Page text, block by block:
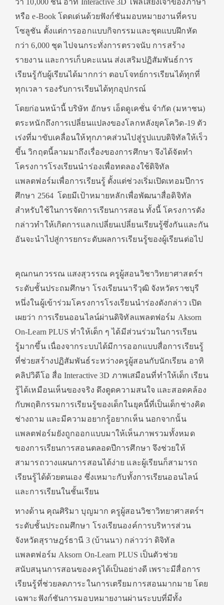
ว่า 10,000 ชิ้น อาทิ Interactive 3D ไฟล์เสียงเจ้าของภาษา
หรือ e-Book โดดเด่นด้วยฟังก์ชันมอบหมายงานที่ครบ
โซลูชัน ตั้งแต่การออกแบบกิจกรรมและชุดแบบฝึกหัด
กว่า 6,000 ชุด ไปจนกระทั่งการตรวจนับ การสร้าง
รายงาน และการเก็บคะแนน ส่งเสริมปฏิสัมพันธ์การ
เรียนรู้กับผู้เรียนได้มากกว่า ตอบโจทย์การเรียนได้ทุกที่
ทุกเวลา รองรับการเรียนได้ทุกอุปกรณ์
โดยก่อนหน้านี้ บริษัท อักษร เอ็ดดูเคชั่น จำกัด (มหาชน)
ตระหนักถึงการเปลี่ยนแปลงของโลกหลังยุคโควิด-19 ตัว
เร่งที่มาขับเคลื่อนให้ทุกภาคส่วนไปสู่รูปแบบดิจิทัลให้เร็ว
ขึ้น วิกฤตนี้ลามมาถึงเรื่องของการศึกษา จึงได้จัดทำ
โครงการโรงเรียนนำร่องเพื่อทดลองใช้ดิจิทัล
แพลตฟอร์มเพื่อการเรียนรู้ ตั้งแต่ช่วงเริ่มเปิดเทอมปีการ
ศึกษา 2564 โดยมีเป้าหมายหลักเพื่อพัฒนาสื่อดิจิทัล
สำหรับใช้ในการจัดการเรียนการสอน ทั้งนี้ โครงการดัง
กล่าวทำให้เกิดการแลกเปลี่ยนเปลี่ยนเรียนรู้ซึ่งกันและกัน
อันจะนำไปสู่การยกระดับผลการเรียนรู้ของผู้เรียนต่อไป
คุณกนกวรรณ แสงสุวรรณ ครูผู้สอนวิชาวิทยาศาสตร์ฯ
ระดับชั้นประถมศึกษา โรงเรียนนารีวุฒิ จังหวัดราชบุรี
หนึ่งในผู้เข้าร่วมโครงการโรงเรียนนำร่องดังกล่าว เปิด
เผยว่า การเรียนออนไลน์ผ่านดิจิทัลแพลตฟอร์ม Aksorn
On-Learn PLUS ทำให้เด็ก ๆ ได้มีส่วนร่วมในการเรียน
รู้มากขึ้น เนื่องจากระบบได้มีการออกแบบสื่อการเรียนรู้
ที่ช่วยสร้างปฏิสัมพันธ์ระหว่างครูผู้สอนกับนักเรียน อาทิ
คลิปวิดีโอ สื่อ Interactive 3D ภาพเสมือนที่ทำให้เด็ก เรียน
รู้ได้เหมือนเห็นของจริง ดึงดูดความสนใจ และสอดคล้อง
กับพฤติกรรมการเรียนรู้ของเด็กในยุคนี้ที่เป็นเด็กช่างคิด
ช่างถาม และมีความอยากรู้อยากเห็น นอกจากนั้น
แพลตฟอร์มยังถูกออกแบบมาให้เห็นภาพรวมทั้งหมด
ของการเรียนการสอนตลอดปีการศึกษา จึงช่วยให้
สามารถวางแผนการสอนได้ง่าย และผู้เรียนก็สามารถ
เรียนรู้ได้ด้วยตนเอง ซึ่งเหมาะกับทั้งการเรียนออนไลน์
และการเรียนในชั้นเรียน
ทางด้าน คุณศิริมา บุญมาก ครูผู้สอนวิชาวิทยาศาสตร์ฯ
ระดับชั้นประถมศึกษา โรงเรียนองค์การบริหารส่วน
จังหวัดสุราษฎร์ธานี 3 (บ้านนา) กล่าวว่า ดิจิทัล
แพลตฟอร์ม Aksorn On-Learn PLUS เป็นตัวช่วย
สนับสนุนการสอนของครูได้เป็นอย่างดี เพราะมีสื่อการ
เรียนรู้ที่ช่วยลดภาระในการเตรียมการสอนมากมาย โดย
เฉพาะฟังก์ชันการมอบหมายงานผ่านระบบที่มีทั้ง